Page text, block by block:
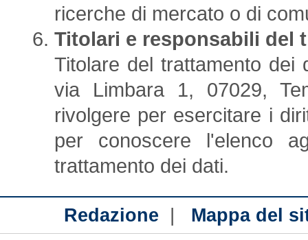
ricerche di mercato o di
Titolari e responsabili del
Titolare del trattamento dei
via Limbara 1, 07029,
rivolgere per esercitare i
per conoscere l'elenco
trattamento dei dati.
Redazione
Mappa del